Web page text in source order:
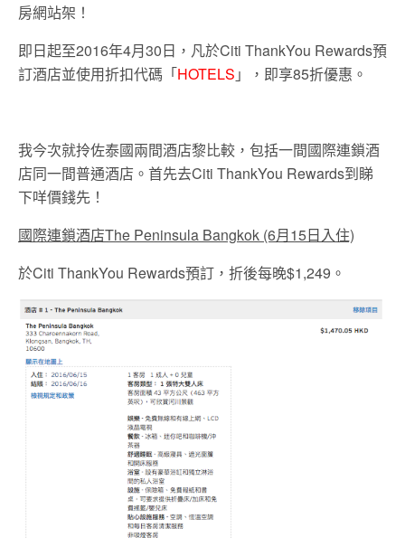
房網站架！
即日起至2016年4月30日，凡於Citi ThankYou Rewards預
訂酒店並使用折扣代碼「HOTELS 」，即享85折優惠。
我今次就拎佐泰國兩間酒店黎比較，包括一間國際連鎖酒
店同一間普通酒店。首先去Citi ThankYou Rewards到睇
下咩價錢先！
國際連鎖酒店The Peninsula Bangkok (6月15日入住)
於Citi ThankYou Rewards預訂，折後每晚$1,249。